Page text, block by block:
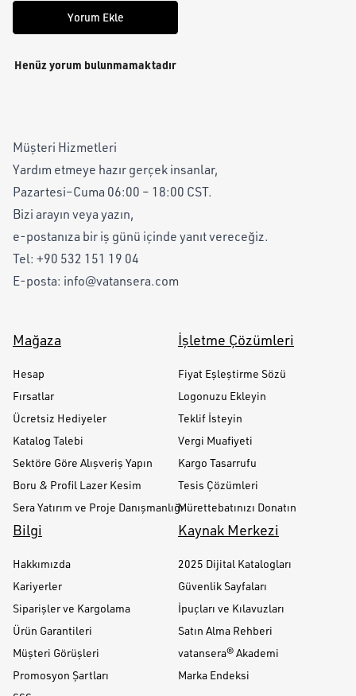
Yorum Ekle
Henüz yorum bulunmamaktadır
Müşteri Hizmetleri
Yardım etmeye hazır gerçek insanlar,
Pazartesi–Cuma 06:00 – 18:00 CST.
Bizi arayın veya yazın,
e-postanıza bir iş günü içinde yanıt vereceğiz.
Tel: +90 532 151 19 04
E-posta: info@vatansera.com
Mağaza
Hesap
Fırsatlar
Ücretsiz Hediyeler
Katalog Talebi
Sektöre Göre Alışveriş Yapın
Boru & Profil Lazer Kesim
Sera Yatırım ve Proje Danışmanlığı
İşletme Çözümleri
Fiyat Eşleştirme Sözü
Logonuzu Ekleyin
Teklif İsteyin
Vergi Muafiyeti
Kargo Tasarrufu
Tesis Çözümleri
Mürettebatınızı Donatın
Bilgi
Hakkımızda
Kariyerler
Siparişler ve Kargolama
Ürün Garantileri
Müşteri Görüşleri
Promosyon Şartları
Kaynak Merkezi
2025 Dijital Katalogları
Güvenlik Sayfaları
İpuçları ve Kılavuzları
Satın Alma Rehberi
vatansera® Akademi
Marka Endeksi